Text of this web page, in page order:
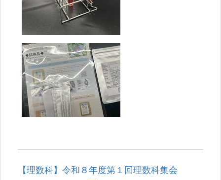
【理数科】令和８年度第１回理数科集会